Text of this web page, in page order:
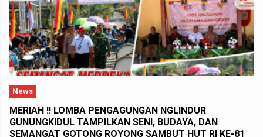
News
MERIAH !! LOMBA PENGAGUNGAN NGLINDUR
GUNUNGKIDUL TAMPILKAN SENI, BUDAYA, DAN
SEMANGAT GOTONG ROYONG SAMBUT HUT RI KE-81